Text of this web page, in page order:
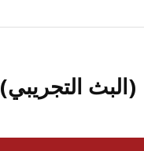
(البث التجريبي)